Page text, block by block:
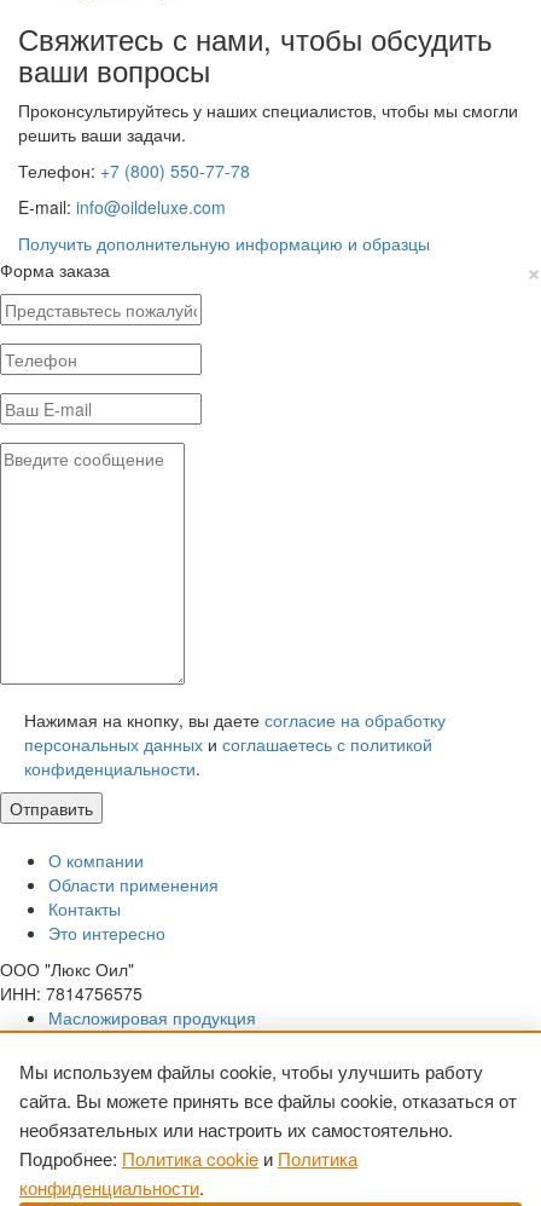
Свяжитесь с нами, чтобы обсудить
ваши вопросы
Проконсультируйтесь у наших специалистов, чтобы мы смогли
решить ваши задачи.
Телефон: +7 (800) 550-77-78
E-mail: info@oildeluxe.com
Получить дополнительную информацию и образцы
×
Форма заказа
Нажимая на кнопку, вы даете согласие на обработку
персональных данных и соглашаетесь с политикой
конфиденциальности.
О компании
Области применения
Контакты
Это интересно
ООО "Люкс Оил"
ИНН: 7814756575
Масложировая продукция
Пищевые добавки
Орехи и семена
Растительное молоко
Стружка кокосовая
Сухофрукты
Мы используем файлы cookie, чтобы улучшить работу
сайта. Вы можете принять все файлы cookie, отказаться от
необязательных или настроить их самостоятельно.
Подробнее: Политика cookie и Политика
конфиденциальности.